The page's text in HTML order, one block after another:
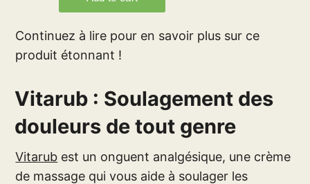
Continuez à lire pour en savoir plus sur ce
produit étonnant !
Vitarub : Soulagement des
douleurs de tout genre
Vitarub est un onguent analgésique, une crème
de massage qui vous aide à soulager les